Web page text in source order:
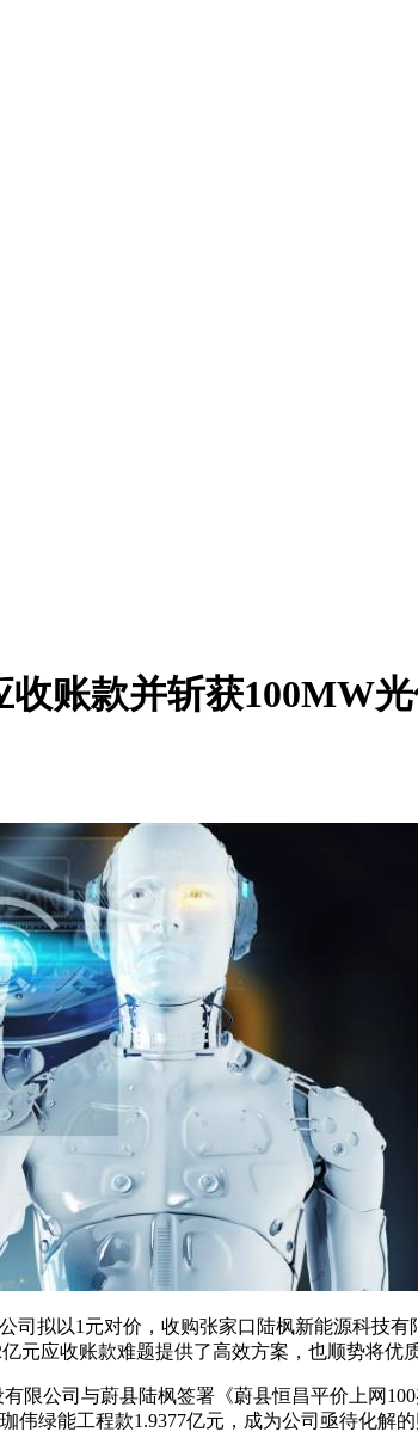
账款并斩获100MW
拟以1元对价，收购张家口陆枫新能源科技有
元应收账款难题提供了高效方案，也顺势将优
公司与蔚县陆枫签署《蔚县恒昌平价上网
绿能工程款1.9377亿元，成为公司亟待化解的